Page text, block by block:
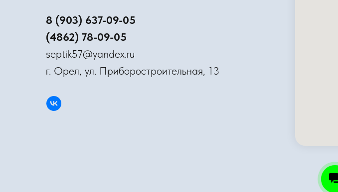
8 (903) 637-09-05
(4862) 78-09-05
septik57@yandex.ru
г. Орел, ул. Приборостроительная, 13